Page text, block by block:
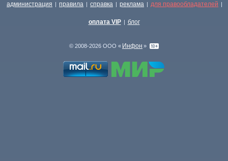
администрация | правила | справка | реклама | для правообладателей |
оплата VIP | блог
© 2008-2026 ООО « Инфон »